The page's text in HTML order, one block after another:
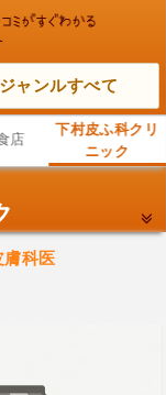
ジャンルすべて
店
下村皮ふ科クリ
ニック
膚科医